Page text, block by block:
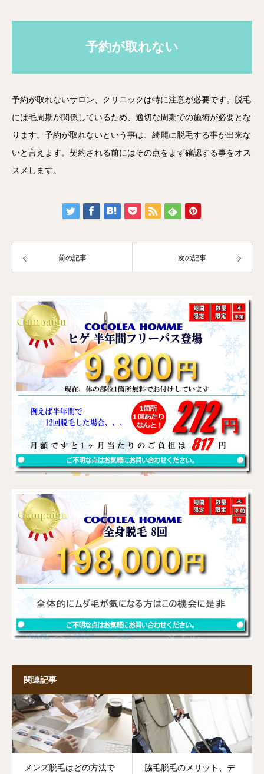
予約が取れない
予約が取れないサロン、クリニックは特に注意が必要です。脱毛
には毛周期が関係しているため、適切な周期での施術が必要とな
ります。予約が取れないという事は、綺麗に脱毛する事が出来な
いと言えます。契約される前にはその点をまず確認する事をオス
スメします。
前の記事 次の記事
関連記事
メンズ脱毛はどの方法で
脇毛脱毛のメリット、デ